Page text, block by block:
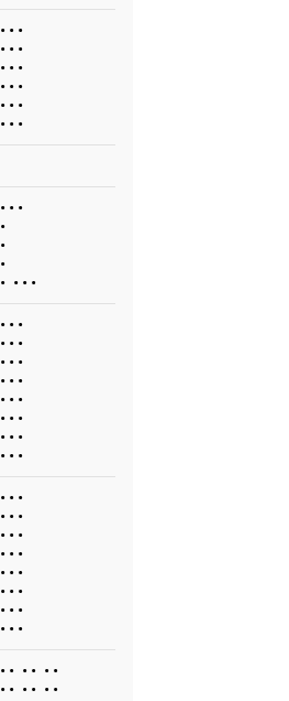
• • •
• • •
• • •
• • •
• • •
• • •
• • •
•
•
•
• • • •
• • •
• • •
• • •
• • •
• • •
• • •
• • •
• • •
• • •
• • •
• • •
• • •
• • •
• • •
• • •
• • •
• • • • • •
• • • • • •